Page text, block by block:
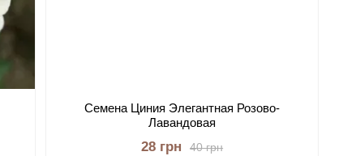
Семена Циния Элегантная Розово-
Лавандовая
40 грн
28 грн